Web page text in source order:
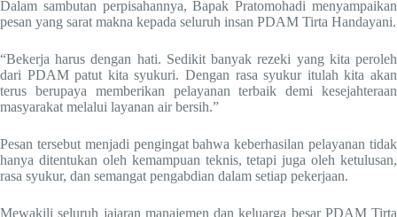
Dalam sambutan perpisahannya, Bapak Pratomohadi menyampaikan
pesan yang sarat makna kepada seluruh insan PDAM Tirta Handayani.
“Bekerja harus dengan hati. Sedikit banyak rezeki yang kita peroleh
dari PDAM patut kita syukuri. Dengan rasa syukur itulah kita akan
terus berupaya memberikan pelayanan terbaik demi kesejahteraan
masyarakat melalui layanan air bersih.”
Pesan tersebut menjadi pengingat bahwa keberhasilan pelayanan tidak
hanya ditentukan oleh kemampuan teknis, tetapi juga oleh ketulusan,
rasa syukur, dan semangat pengabdian dalam setiap pekerjaan.
Mewakili seluruh jajaran manajemen dan keluarga besar PDAM Tirta